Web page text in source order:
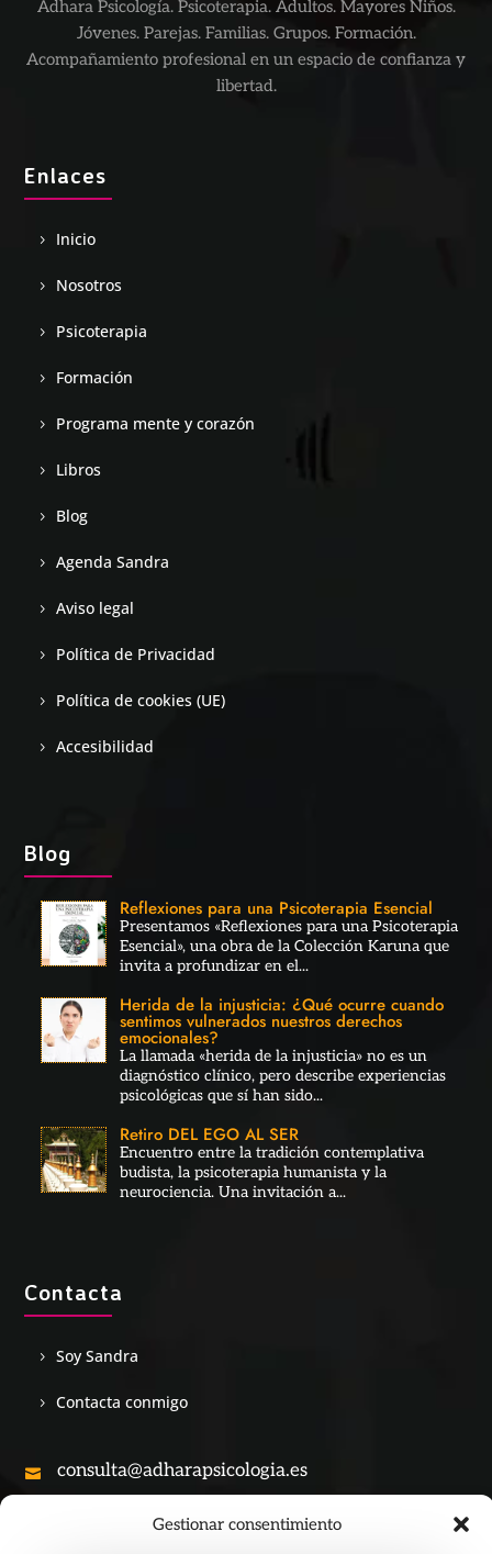
Gestionar consentimiento
Adhara Psicología. Psicoterapia. Adultos. Mayores Niños.
Jóvenes. Parejas. Familias. Grupos. Formación.
Acompañamiento profesional en un espacio de confianza y
libertad.
Enlaces
Inicio
Nosotros
Psicoterapia
Formación
Programa mente y corazón
Libros
Blog
Agenda Sandra
Aviso legal
Política de Privacidad
Política de cookies (UE)
Accesibilidad
Blog
Reflexiones para una Psicoterapia Esencial
Presentamos «Reflexiones para una Psicoterapia
Esencial», una obra de la Colección Karuna que
invita a profundizar en el...
Herida de la injusticia: ¿Qué ocurre cuando
sentimos vulnerados nuestros derechos
emocionales?
La llamada «herida de la injusticia» no es un
diagnóstico clínico, pero describe experiencias
psicológicas que sí han sido...
Retiro DEL EGO AL SER
Encuentro entre la tradición contemplativa
budista, la psicoterapia humanista y la
neurociencia. Una invitación a...
Contacta
Soy Sandra
Contacta conmigo
 consulta@adharapsicologia.es
+34 690 28 53 45